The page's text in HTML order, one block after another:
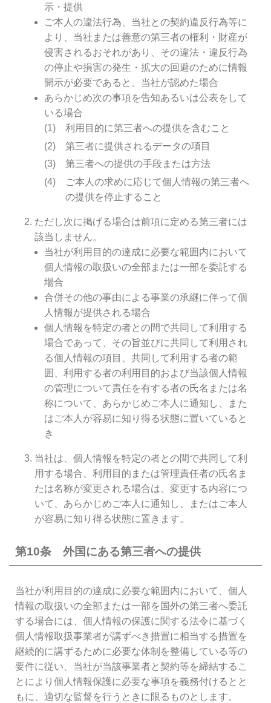
示・提供
ご本人の違法行為、当社との契約違反行為等に
より、当社または善意の第三者の権利・財産が
侵害されるおそれがあり、その違法・違反行為
の停止や損害の発生・拡大の回避のために情報
開示が必要であると、当社が認めた場合
あらかじめ次の事項を告知あるいは公表をして
いる場合
利用目的に第三者への提供を含むこと
第三者に提供されるデータの項目
第三者への提供の手段または方法
ご本人の求めに応じて個人情報の第三者へ
の提供を停止すること
ただし次に掲げる場合は前項に定める第三者には
該当しません。
当社が利用目的の達成に必要な範囲内において
個人情報の取扱いの全部または一部を委託する
場合
合併その他の事由による事業の承継に伴って個
人情報が提供される場合
個人情報を特定の者との間で共同して利用する
場合であって、その旨並びに共同して利用され
る個人情報の項目、共同して利用する者の範
囲、利用する者の利用目的および当該個人情報
の管理について責任を有する者の氏名または名
称について、あらかじめご本人に通知し、また
はご本人が容易に知り得る状態に置いていると
き
当社は、個人情報を特定の者との間で共同して利
用する場合、利用目的または管理責任者の氏名ま
たは名称が変更される場合は、変更する内容につ
いて、あらかじめご本人に通知し、またはご本人
が容易に知り得る状態に置きます。
第10条 外国にある第三者への提供
当社が利用目的の達成に必要な範囲内において、個人
情報の取扱いの全部または一部を国外の第三者へ委託
する場合には、個人情報の保護に関する法令に基づく
個人情報取扱事業者が講ずべき措置に相当する措置を
継続的に講ずるために必要な体制を整備している等の
要件に従い、当社が当該事業者と契約等を締結するこ
とにより個人情報保護に必要な事項を義務付けるとと
もに、適切な監督を行うときに限るものとします。